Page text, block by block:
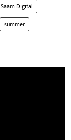
Saam Digital
summer